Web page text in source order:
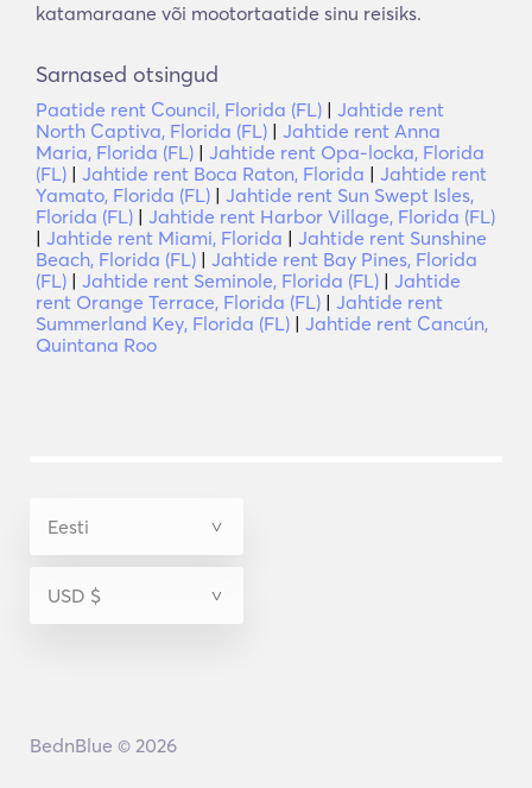
katamaraane või mootortaatide sinu reisiks.
Sarnased otsingud
Paatide rent Council, Florida (FL) | Jahtide rent
North Captiva, Florida (FL) | Jahtide rent Anna
Maria, Florida (FL) | Jahtide rent Opa-locka, Florida
(FL) | Jahtide rent Boca Raton, Florida | Jahtide rent
Yamato, Florida (FL) | Jahtide rent Sun Swept Isles,
Florida (FL) | Jahtide rent Harbor Village, Florida (FL)
| Jahtide rent Miami, Florida | Jahtide rent Sunshine
Beach, Florida (FL) | Jahtide rent Bay Pines, Florida
(FL) | Jahtide rent Seminole, Florida (FL) | Jahtide
rent Orange Terrace, Florida (FL) | Jahtide rent
Summerland Key, Florida (FL) | Jahtide rent Cancún,
Quintana Roo
BednBlue © 2026